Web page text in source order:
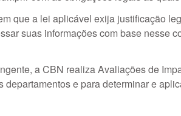
que a lei aplicável exija justificação
suas informações com base nesse
a CBN realiza Avaliações de
e para determinar e